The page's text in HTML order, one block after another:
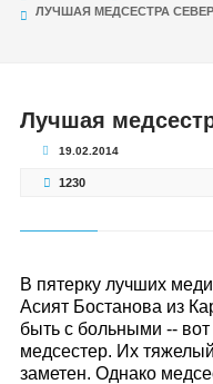
ЛУЧШАЯ МЕДСЕСТРА
Лучшая
19.02.2014
1230
В пятерку лучших
Асият Бостанова из
быть с больными --
медсестер. Их
заметен. Однако